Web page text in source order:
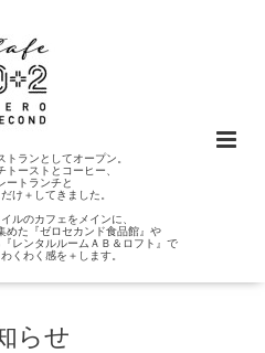
トランとしてオープン。
トーストとコーヒー、
ートランチと
け＋してきました。
イルのカフェをメインに、
めた『ゼロセカンド食品館』や
レンタルルームＡＢ＆ロフト』で
くわく感を＋します。
らせ